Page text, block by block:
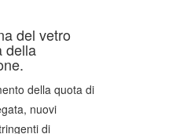
del vetro
della
della quota di
nuovi
di